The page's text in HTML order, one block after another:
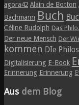
agora42 Alain de Botton
Bachmann Buch
Céline Rudolph Das
Der neue Mensch Der
kommen DIe
Digitalisierung E-Book
Erinnerung Erinnerung
Aus dem Blog